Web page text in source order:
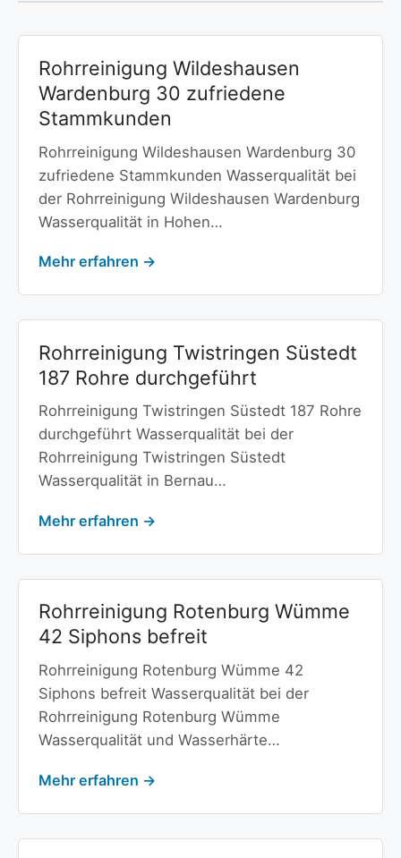
Rohrreinigung Wildeshausen
Wardenburg 30 zufriedene
Stammkunden
Rohrreinigung Wildeshausen Wardenburg 30
zufriedene Stammkunden Wasserqualität bei
der Rohrreinigung Wildeshausen Wardenburg
Wasserqualität in Hohen…
Mehr erfahren →
Rohrreinigung Twistringen Süstedt
187 Rohre durchgeführt
Rohrreinigung Twistringen Süstedt 187 Rohre
durchgeführt Wasserqualität bei der
Rohrreinigung Twistringen Süstedt
Wasserqualität in Bernau…
Mehr erfahren →
Rohrreinigung Rotenburg Wümme
42 Siphons befreit
Rohrreinigung Rotenburg Wümme 42
Siphons befreit Wasserqualität bei der
Rohrreinigung Rotenburg Wümme
Wasserqualität und Wasserhärte…
Mehr erfahren →